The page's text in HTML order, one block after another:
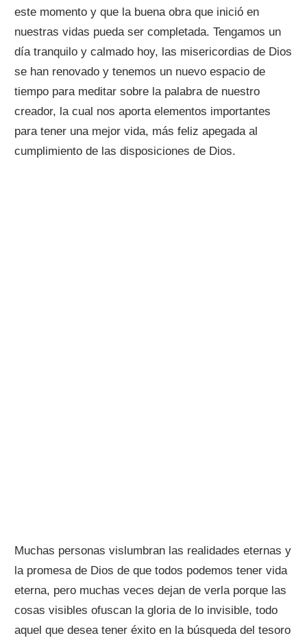
este momento y que la buena obra que inició en
nuestras vidas pueda ser completada. Tengamos un
día tranquilo y calmado hoy, las misericordias de Dios
se han renovado y tenemos un nuevo espacio de
tiempo para meditar sobre la palabra de nuestro
creador, la cual nos aporta elementos importantes
para tener una mejor vida, más feliz apegada al
cumplimiento de las disposiciones de Dios.
Muchas personas vislumbran las realidades eternas y
la promesa de Dios de que todos podemos tener vida
eterna, pero muchas veces dejan de verla porque las
cosas visibles ofuscan la gloria de lo invisible, todo
aquel que desea tener éxito en la búsqueda del tesoro